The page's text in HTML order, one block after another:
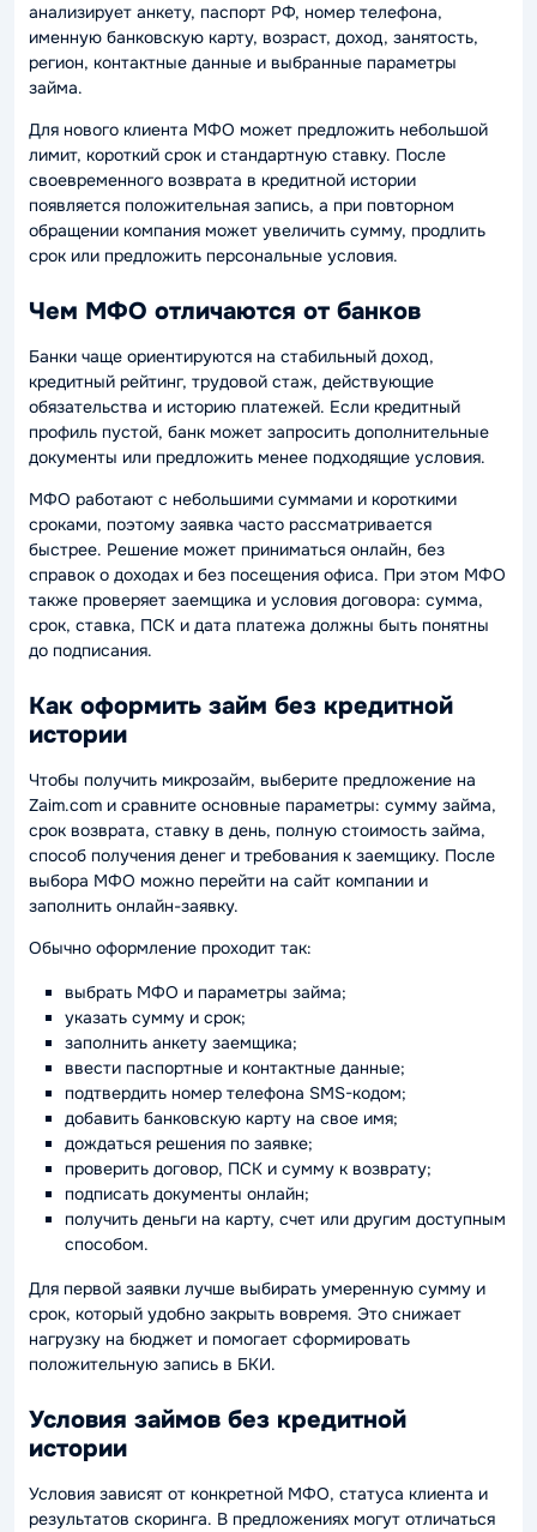
анализирует анкету, паспорт РФ, номер телефона,
именную банковскую карту, возраст, доход, занятость,
регион, контактные данные и выбранные параметры
займа.
Для нового клиента МФО может предложить небольшой
лимит, короткий срок и стандартную ставку. После
своевременного возврата в кредитной истории
появляется положительная запись, а при повторном
обращении компания может увеличить сумму, продлить
срок или предложить персональные условия.
Чем МФО отличаются от банков
Банки чаще ориентируются на стабильный доход,
кредитный рейтинг, трудовой стаж, действующие
обязательства и историю платежей. Если кредитный
профиль пустой, банк может запросить дополнительные
документы или предложить менее подходящие условия.
МФО работают с небольшими суммами и короткими
сроками, поэтому заявка часто рассматривается
быстрее. Решение может приниматься онлайн, без
справок о доходах и без посещения офиса. При этом МФО
также проверяет заемщика и условия договора: сумма,
срок, ставка, ПСК и дата платежа должны быть понятны
до подписания.
Как оформить займ без кредитной
истории
Чтобы получить микрозайм, выберите предложение на
Zaim.com и сравните основные параметры: сумму займа,
срок возврата, ставку в день, полную стоимость займа,
способ получения денег и требования к заемщику. После
выбора МФО можно перейти на сайт компании и
заполнить онлайн-заявку.
Обычно оформление проходит так:
выбрать МФО и параметры займа;
указать сумму и срок;
заполнить анкету заемщика;
ввести паспортные и контактные данные;
подтвердить номер телефона SMS-кодом;
добавить банковскую карту на свое имя;
дождаться решения по заявке;
проверить договор, ПСК и сумму к возврату;
подписать документы онлайн;
получить деньги на карту, счет или другим доступным
способом.
Для первой заявки лучше выбирать умеренную сумму и
срок, который удобно закрыть вовремя. Это снижает
нагрузку на бюджет и помогает сформировать
положительную запись в БКИ.
Условия займов без кредитной
истории
Условия зависят от конкретной МФО, статуса клиента и
результатов скоринга. В предложениях могут отличаться